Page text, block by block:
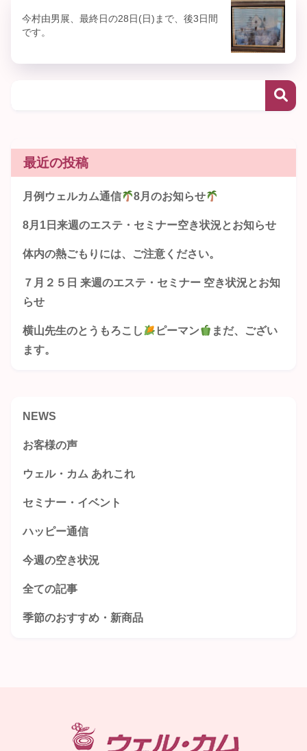
今村由男展、最終日の28日(日)まで、後3日間
です。
最近の投稿
月例ウェルカム通信 8月のお知らせ
8月1日来週のエステ・セミナー空き状況とお知らせ
体内の熱ごもりには、ご注意ください。
７月２５日 来週のエステ・セミナー 空き状況とお知
らせ
横山先生のとうもろこし ピーマン
まだ、ござい
ます。
NEWS
お客様の声
ウェル・カム あれこれ
セミナー・イベント
ハッピー通信
今週の空き状況
全ての記事
季節のおすすめ・新商品